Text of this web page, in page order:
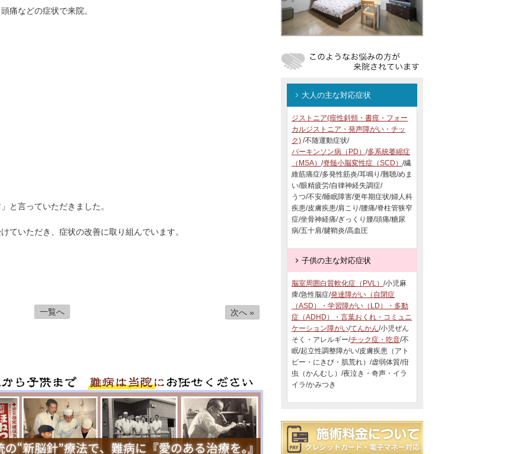
痛などの症状で来院。
と言っていただきました。
ていただき、症状の改善に取り組んでいます。
一覧へ 次へ »
大人の主な対応症状
ジストニア(痙性斜頸・書痙・フォー
カルジストニア・発声障がい・チッ
ク) /不随運動症状/
パーキンソン病（PD） /多系統萎縮症
（MSA） /脊髄小脳変性症（SCD） /繊
維筋痛症/多発性筋炎/耳鳴り/難聴/めま
い/眼精疲労/自律神経失調症/
うつ/不安/睡眠障害/更年期症状/婦人科
疾患/皮膚疾患/肩こり/腰痛/脊柱管狭窄
症/坐骨神経痛/ぎっくり腰/頭痛/糖尿
病/五十肩/腱鞘炎/高血圧
子供の主な対応症状
脳室周囲白質軟化症（PVL） /小児麻
痺/急性脳症/発達障がい（自閉症
（ASD）・学習障がい（LD）・多動
症（ADHD）・言葉おくれ・コミュニ
ケーション障がい/てんかん/小児ぜん
そく・アレルギー/チック症・吃音/不
眠/起立性調整障がい/皮膚疾患（アト
ピー・にきび・肌荒れ）/虚弱体質/疳
虫（かんむし）/夜泣き・奇声・イラ
イラ/かみつき